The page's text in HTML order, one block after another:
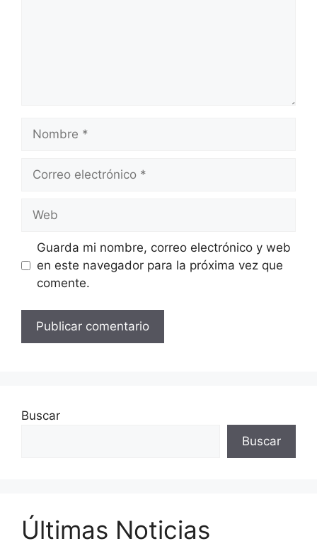
electrónico
Guarda mi nombre, correo electrónico y web
en este navegador para la próxima vez que
comente.
Buscar
Buscar
Últimas Noticias